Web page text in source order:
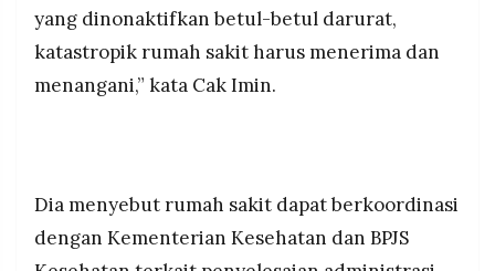
yang dinonaktifkan betul-betul darurat,
katastropik rumah sakit harus menerima dan
menangani,” kata Cak Imin.
Dia menyebut rumah sakit dapat berkoordinasi
dengan Kementerian Kesehatan dan BPJS